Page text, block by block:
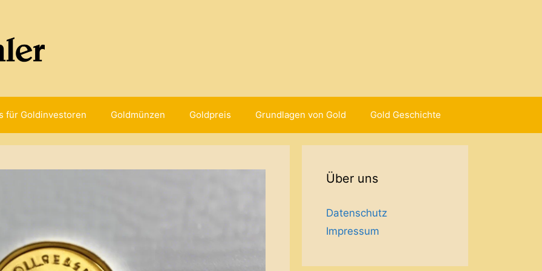
für Goldinvestoren Goldmünzen Goldpreis Grundlagen von Gold Gold Geschichte
Über uns
Datenschutz
Impressum